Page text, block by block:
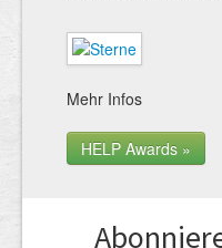
Mehr Infos
HELP Awards »